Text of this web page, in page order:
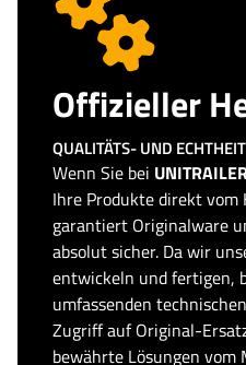
Offizieller
QUALITÄTS- UND
Wenn Sie bei
Ihre Produkte direkt vom
garantiert Originalware
absolut sicher. Da wir
entwickeln und fertigen,
umfassenden
Zugriff auf Original-
bewährte Lösungen vom